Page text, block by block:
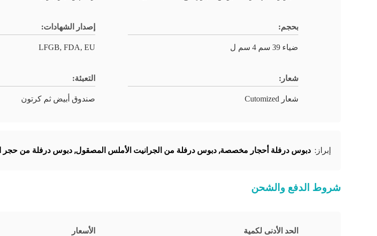
بحجم:
ضياء 39 سم 4 سم ل
إصدار الشهادات:
LFGB, FDA, EU
شعار:
شعار Cutomized
التعبئة:
صندوق أبيض ثم كرتون
إبراز: دبوس درفلة أحجار مخصصة, دبوس درفلة من الجرانيت الأملس المصقول, دبوس درفلة من حجر
شروط الدفع والشحن
الحد الأدنى لكمية الأسعار